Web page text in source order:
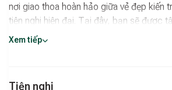
nơi giao thoa hoàn hảo giữa vẻ đẹp kiến
tiện nghi hiện đại. Tại đây, bạn sẽ được
villa sang trọng, thư giãn bên hồ bơi xanh
Lịch sử đậm dấu ấn thời gian
Xem tiếp
Tiện nghi